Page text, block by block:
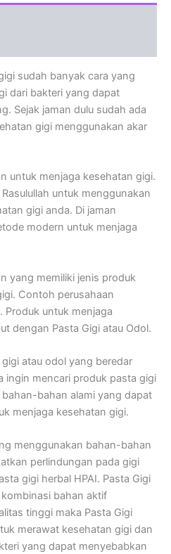
sudah banyak cara yang
dari bakteri yang dapat
Sejak jaman dulu sudah ada
gigi menggunakan akar
untuk menjaga kesehatan gigi.
untuk menggunakan
gigi anda. Di jaman
modern untuk menjaga
yang memiliki jenis produk
Contoh perusahaan
Produk untuk menjaga
dengan Pasta Gigi atau Odol.
atau odol yang beredar
ingin mencari produk pasta gigi
bahan alami yang dapat
menjaga kesehatan gigi.
menggunakan bahan-bahan
perlindungan pada gigi
gigi herbal HPAI. Pasta Gigi
bahan aktif
tinggi maka Pasta Gigi
merawat kesehatan gigi dan
yang dapat menyebabkan